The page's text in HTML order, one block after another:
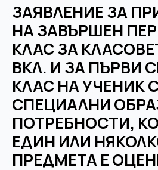
ЗАЯВЛЕНИЕ ЗА
НА ЗАВЪРШЕН
КЛАС ЗА
ВКЛ. И ЗА ПЪРВИ
КЛАС НА УЧЕНИК
СПЕЦИАЛНИ
ПОТРЕБНОСТИ,
ЕДИН ИЛИ
ПРЕДМЕТА Е